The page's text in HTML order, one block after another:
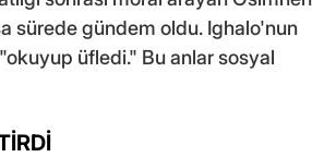
sürede gündem oldu. Ighalo'nun
üfledi." Bu anlar sosyal